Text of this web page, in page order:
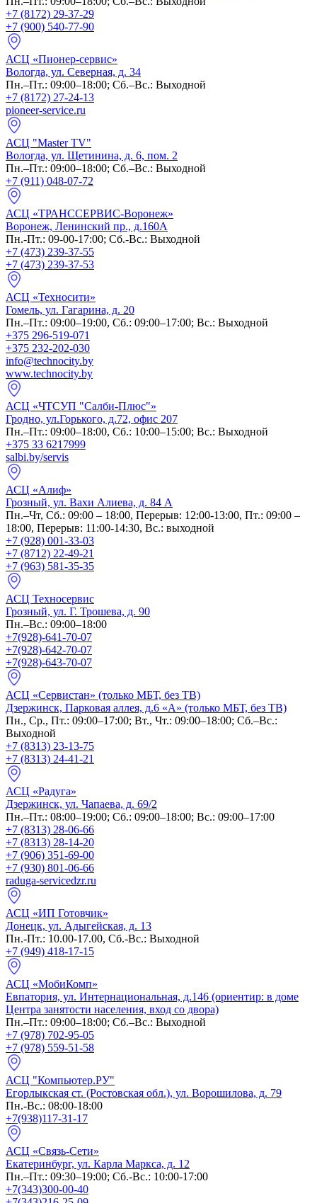
+7 (8172) 29-37-29
+7 (900) 540-77-90
АСЦ «Пионер-сервис»
Вологда, ул. Северная, д. 34
Пн.–Пт.: 09:00–18:00; Сб.–Вс.: Выходной
+7 (8172) 27-24-13
pioneer-service.ru
АСЦ "Master TV"
Вологда, ул. Щетинина, д. 6, пом. 2
Пн.–Пт.: 09:00–18:00; Сб.–Вс.: Выходной
+7 (911) 048-07-72
АСЦ «ТРАНССЕРВИС-Воронеж»
Воронеж, Ленинский пр., д.160А
Пн.-Пт.: 09-00-17:00; Сб.-Вс.: Выходной
+7 (473) 239-37-55
+7 (473) 239-37-53
АСЦ «Техносити»
Гомель, ул. Гагарина, д. 20
Пн.–Пт.: 09:00–19:00, Сб.: 09:00–17:00; Вс.: Выходной
+375 296-519-071
+375 232-202-030
info@technocity.by
www.technocity.by
АСЦ «ЧТСУП "Салби-Плюс"»
Гродно, ул.Горького, д.72, офис 207
Пн.–Пт.: 09:00–18:00, Сб.: 10:00–15:00; Вс.: Выходной
+375 33 6217999
salbi.by/servis
АСЦ «Алиф»
Грозный, ул. Вахи Алиева, д. 84 А
Пн.–Чт, Cб.: 09:00 – 18:00, Перерыв: 12:00-13:00, Пт.: 09:00 –
18:00, Перерыв: 11:00-14:30, Вс.: выходной
+7 (928) 001-33-03
+7 (8712) 22-49-21
+7 (963) 581-35-35
АСЦ Техносервис
Грозный, ул. Г. Трошева, д. 90
Пн.–Вс.: 09:00–18:00
+7(928)-641-70-07
+7(928)-642-70-07
+7(928)-643-70-07
АСЦ «Сервистан» (только МБТ, без ТВ)
Дзержинск, Парковая аллея, д.6 «А» (только МБТ, без ТВ)
Пн., Ср., Пт.: 09:00–17:00; Вт., Чт.: 09:00–18:00; Сб.–Вс.:
Выходной
+7 (8313) 23-13-75
+7 (8313) 24-41-21
АСЦ «Радуга»
Дзержинск, ул. Чапаева, д. 69/2
Пн.–Пт.: 08:00–19:00; Сб.: 09:00–18:00; Вс.: 09:00–17:00
+7 (8313) 28-06-66
+7 (8313) 28-14-20
+7 (906) 351-69-00
+7 (930) 801-06-66
raduga-servicedzr.ru
АСЦ «ИП Готовчик»
Донецк, ул. Адыгейская, д. 13
Пн.-Пт.: 10.00-17.00, Сб.-Вс.: Выходной
+7 (949) 418-17-15
АСЦ «МобиКомп»
Евпатория, ул. Интернациональная, д.146 (ориентир: в доме
Центра занятости населения, вход со двора)
Пн.–Пт.: 09:00–18:00; Сб.–Вс.: Выходной
+7 (978) 702-95-05
+7 (978) 559-51-58
АСЦ "Компьютер.РУ"
Егорлыкская ст. (Ростовская обл.), ул. Ворошилова, д. 79
Пн.-Вс.: 08:00-18:00
+7(938)117-31-17
АСЦ «Связь-Сети»
Екатеринбург, ул. Карла Маркса, д. 12
Пн.–Пт.: 09:30–19:00; Сб.-Вс.: 10:00-17:00
+7(343)300-00-40